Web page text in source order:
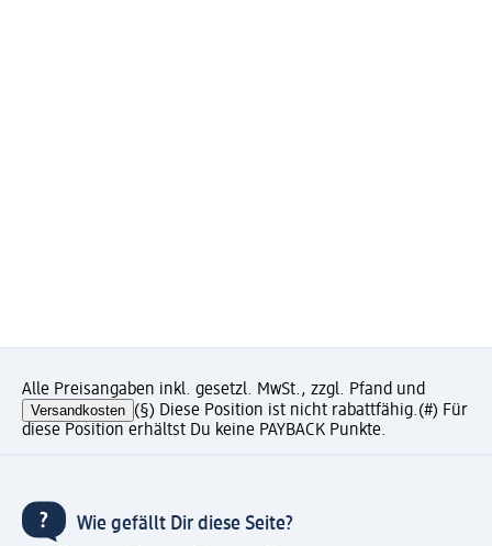
Alle Preisangaben inkl. gesetzl. MwSt., zzgl. Pfand und
Versandkosten (§) Diese Position ist nicht rabattfähig.(#) Für
diese Position erhältst Du keine PAYBACK Punkte.
Wie gefällt Dir diese Seite?